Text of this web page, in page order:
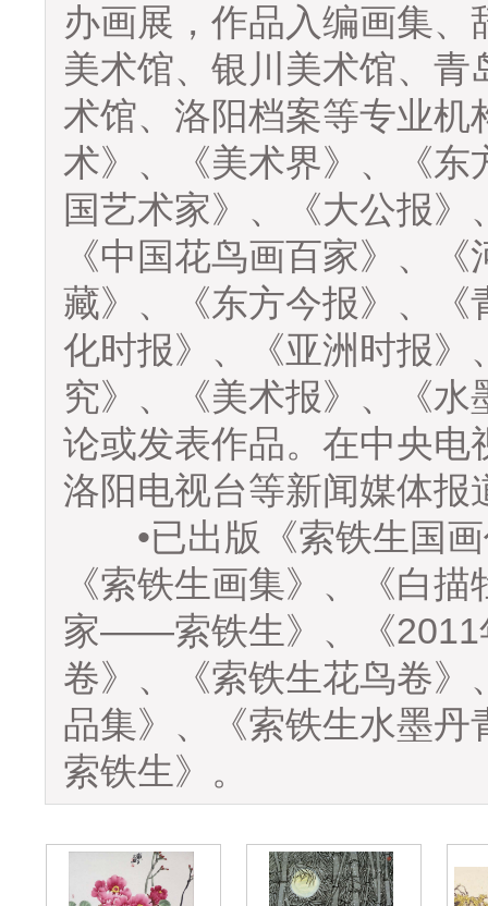
办画展，作品入编画集
美术馆、银川美术馆、
术馆、洛阳档案等专业机
术》、《美术界》、《东
国艺术家》、《大公报
《中国花鸟画百家》、
藏》、《东方今报》、《
化时报》、《亚洲时报
究》、《美术报》、《
论或发表作品。在中央电
洛阳电视台等新闻媒体报
•已出版《索铁生国画
《索铁生画集》、《白
家——索铁生》、《2011
卷》、《索铁生花鸟卷
品集》、《索铁生水墨
索铁生》。